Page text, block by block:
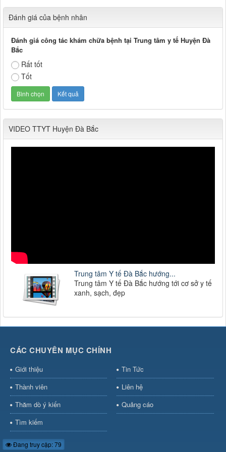
Đánh giá của bệnh nhân
Đánh giá công tác khám chữa bệnh tại Trung tâm y tế Huyện Đà
Bắc
Rất tốt
Tốt
VIDEO TTYT Huyện Đà Bắc
Trung tâm Y tế Đà Bắc hướng...
Trung tâm Y tế Đà Bắc hướng tới cơ sở y tế
xanh, sạch, đẹp
CÁC CHUYÊN MỤC CHÍNH
Giới thiệu
Tin Tức
Thành viên
Liên hệ
Thăm dò ý kiến
Quảng cáo
Tìm kiếm
Đang truy cập: 79